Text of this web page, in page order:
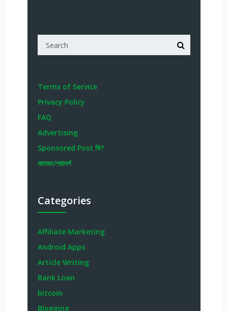
Terms of Service
Privacy Policy
FAQ
Advertising
Sponsored Post কি?
মতামত/পরামর্শ
Categories
Affiliate Marketing
Android Apps
Article Writing
Bank Loan
bitcoin
Blogging